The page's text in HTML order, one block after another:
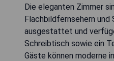
Die eleganten Zimmer
Flachbildfernsehern und
ausgestattet und
Schreibtisch sowie ein
Gäste können moderne